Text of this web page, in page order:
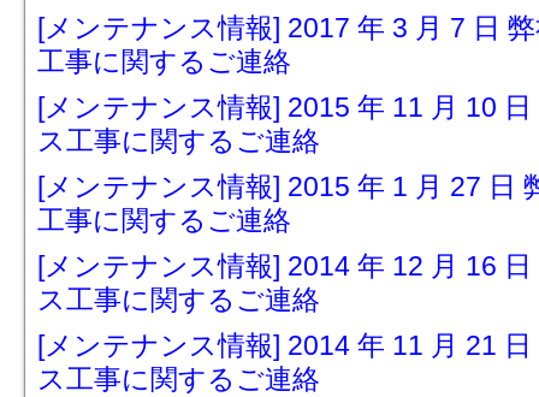
[メンテナンス情報] 2017 年 3 月 7 日
工事に関するご連絡
[メンテナンス情報] 2015 年 11 月 10
ス工事に関するご連絡
[メンテナンス情報] 2015 年 1 月 27 日
工事に関するご連絡
[メンテナンス情報] 2014 年 12 月 16
ス工事に関するご連絡
[メンテナンス情報] 2014 年 11 月 21
ス工事に関するご連絡